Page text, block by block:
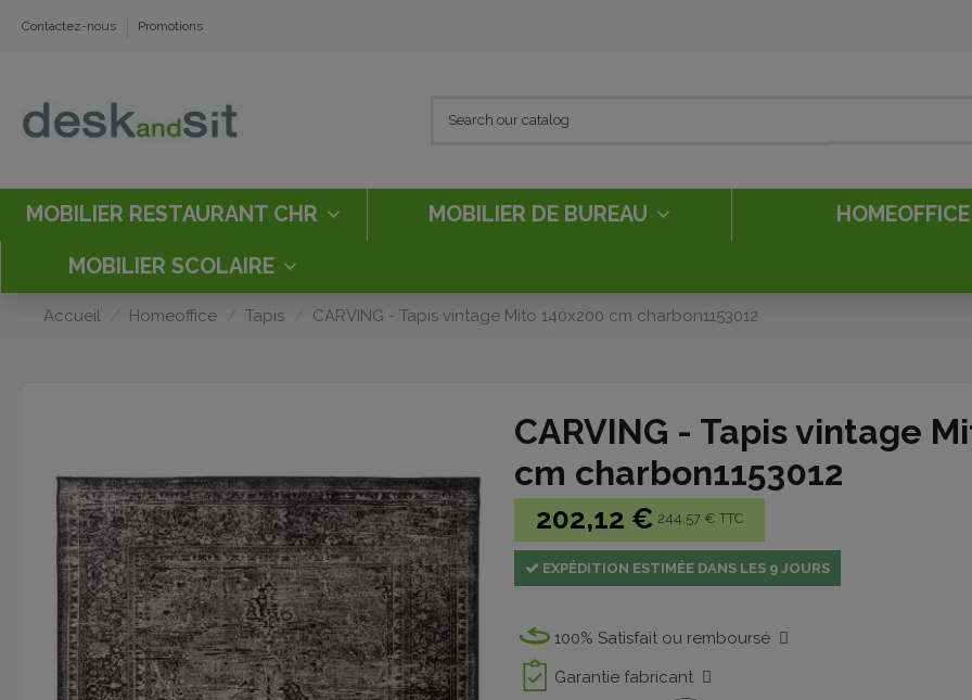
Contactez-nous Promotions
MOBILIER RESTAURANT CHR MOBILIER DE BUREAU HOMEOFFICE
MOBILIER SCOLAIRE
Accueil Homeoffice Tapis CARVING - Tapis vintage Mito 140x200 cm charbon1153012
CARVING - Tapis vintage
cm charbon1153012
202,12 € 244.57 € TTC
EXPÉDITION ESTIMÉE DANS LES 9 JOURS
100% Satisfait ou remboursé
Garantie fabricant